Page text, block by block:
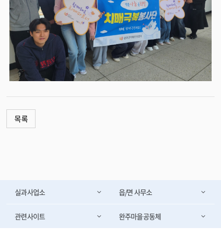
목록
실과사업소 읍/면 사무소
관련사이트 완주마을공동체